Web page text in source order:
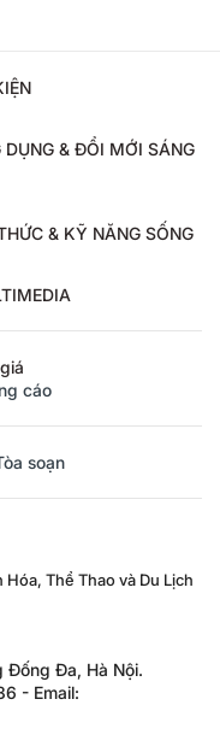
DỤNG & ĐỔI MỚI SÁNG
& KỸ NĂNG SỐNG
cáo
soạn
Hóa, Thể Thao và Du Lịch
Đa, Hà Nội.
- Email: